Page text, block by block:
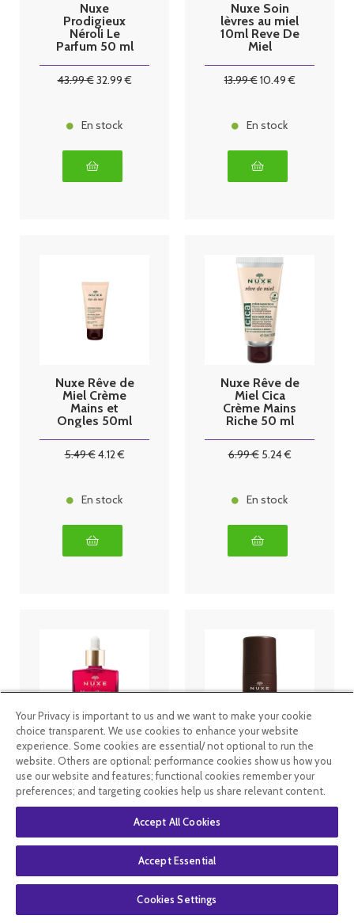
Nuxe
Prodigieux
Néroli Le
Parfum 50 ml
43.99€32.99€
En stock
Nuxe Soin
lèvres au miel
10ml Reve De
Miel
13.99€10.49€
En stock
Nuxe Rêve de
Miel Crème
Mains et
Ongles 50ml
5.49€4.12€
En stock
Nuxe Rêve de
Miel Cica
Crème Mains
Riche 50 ml
6.99€ 5.24€
En stock
Nuxe Sérum-
en-Huile
Activateur de
Fermeté,
Merveillance
En stock
Nuxe Men
Deodorant
Protection
Roll-on 50ml
En stock
Your Privacy is important to us and we want to make your cookie
choice transparent. We use cookies to enhance your website
experience. Some cookies are essential/ not optional to run the
website. Others are optional: performance cookies show us how you
use our website and features; functional cookies remember your
preferences; and targeting cookies help us share relevant content.
Accept All Cookies
Accept Essential
Cookies Settings